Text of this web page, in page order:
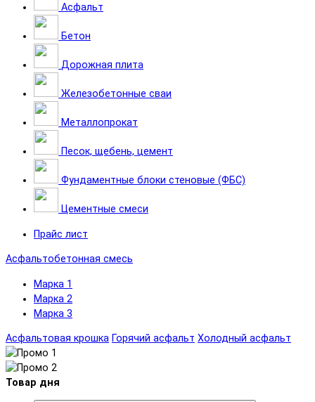
Асфальт
Бетон
Дорожная плита
Железобетонные сваи
Металлопрокат
Песок, щебень, цемент
Фундаментные блоки стеновые (ФБС)
Цементные смеси
Прайс лист
Асфальтобетонная смесь
Марка 1
Марка 2
Марка 3
Асфальтовая крошка Горячий асфальт Холодный асфальт
Товар дня